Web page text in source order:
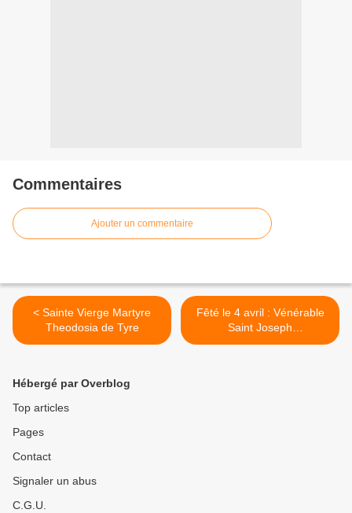
Commentaires
Ajouter un commentaire
< Sainte Vierge Martyre
Theodosia de Tyre
Fêté le 4 avril : Vénérable
Saint Joseph
l'Hymnographe >
Hébergé par Overblog
Top articles
Pages
Contact
Signaler un abus
C.G.U.